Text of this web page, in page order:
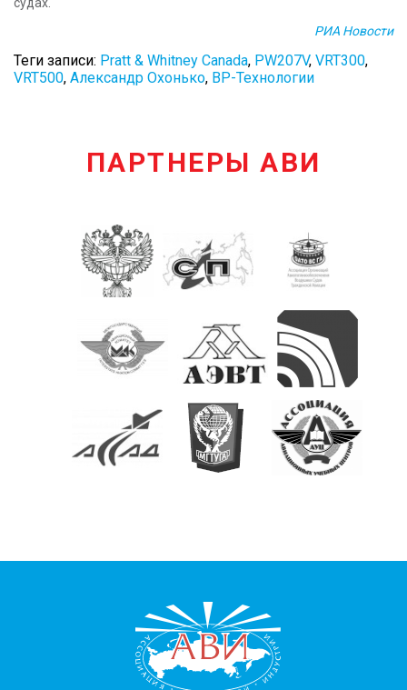
РИА Новости
Теги записи: Pratt & Whitney Canada, PW207V, VRT300,
VRT500, Александр Охонько, ВР-Технологии
ПАРТНЕРЫ АВИ